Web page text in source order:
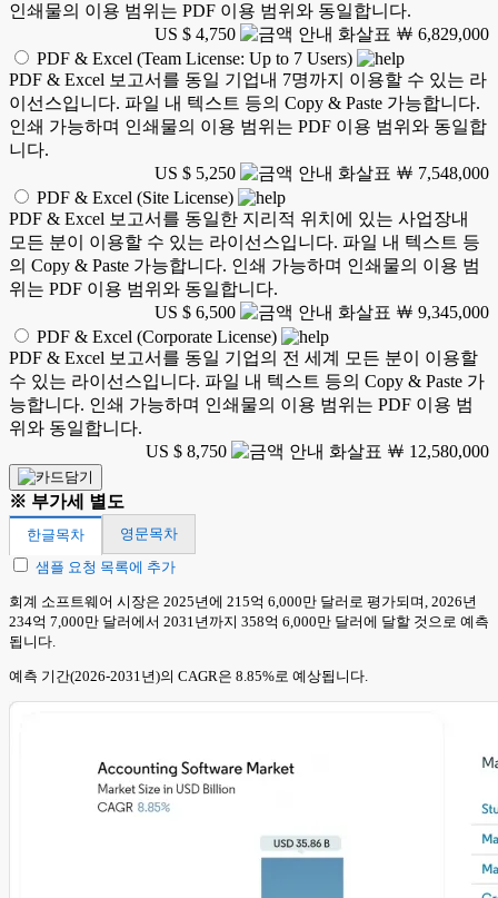
인쇄물의 이용 범위는 PDF 이용 범위와 동일합니다.
US $ 4,750
￦ 6,829,000
PDF & Excel (Team License: Up to 7 Users)
PDF & Excel 보고서를 동일 기업내 7명까지 이용할 수 있는 라
이선스입니다. 파일 내 텍스트 등의 Copy & Paste 가능합니다.
인쇄 가능하며 인쇄물의 이용 범위는 PDF 이용 범위와 동일합
니다.
US $ 5,250
￦ 7,548,000
PDF & Excel (Site License)
PDF & Excel 보고서를 동일한 지리적 위치에 있는 사업장내
모든 분이 이용할 수 있는 라이선스입니다. 파일 내 텍스트 등
의 Copy & Paste 가능합니다. 인쇄 가능하며 인쇄물의 이용 범
위는 PDF 이용 범위와 동일합니다.
US $ 6,500
￦ 9,345,000
PDF & Excel (Corporate License)
PDF & Excel 보고서를 동일 기업의 전 세계 모든 분이 이용할
수 있는 라이선스입니다. 파일 내 텍스트 등의 Copy & Paste 가
능합니다. 인쇄 가능하며 인쇄물의 이용 범위는 PDF 이용 범
위와 동일합니다.
US $ 8,750
￦ 12,580,000
※ 부가세 별도
한글목차
영문목차
샘플 요청 목록에 추가
회계 소프트웨어 시장은 2025년에 215억 6,000만 달러로 평가되며, 2026년
234억 7,000만 달러에서 2031년까지 358억 6,000만 달러에 달할 것으로 예측
됩니다.
예측 기간(2026-2031년)의 CAGR은 8.85%로 예상됩니다.